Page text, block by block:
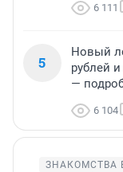
6 111
5
Новый
рублей
—
6 104
ЗНАКОМСТВА